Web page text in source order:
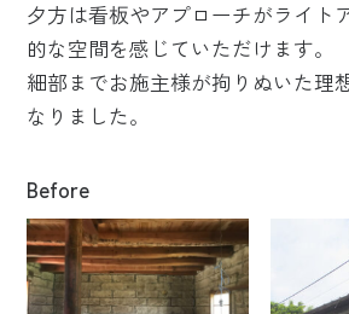
夕方は看板やアプローチがライト
的な空間を感じていただけます。
細部までお施主様が拘りぬいた理
なりました。
Before